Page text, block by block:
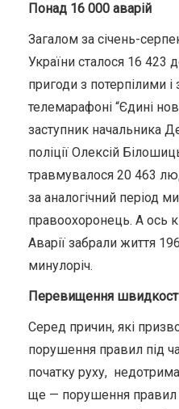
Понад 16 000 аварій
Загалом за січень-
України сталося 16 423
пригоди з потерпілими і
телемарафоні “Єдині
заступник начальника
поліції Олексій
травмувалося 20 463
за аналогічний період
правоохоронець. А ось
Аварії забрали життя
минулоріч.
Перевищення
Серед причин, які
порушення правил під
початку руху,
ще — порушення правил